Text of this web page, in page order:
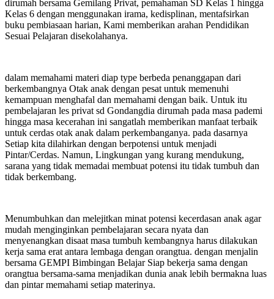
dirumah bersama Gemilang Privat, pemahaman SD Kelas 1 hingga
Kelas 6 dengan menggunakan irama, kedisplinan, mentafsirkan
buku pembiasaan harian, Kami memberikan arahan Pendidikan
Sesuai Pelajaran disekolahanya.
dalam memahami materi diap type berbeda penanggapan dari
berkembangnya Otak anak dengan pesat untuk memenuhi
kemampuan menghafal dan memahami dengan baik. Untuk itu
pembelajaran les privat sd Gondangdia dirumah pada masa pademi
hingga masa kecerahan ini sangatlah memberikan manfaat terbaik
untuk cerdas otak anak dalam perkembanganya. pada dasarnya
Setiap kita dilahirkan dengan berpotensi untuk menjadi
Pintar/Cerdas. Namun, Lingkungan yang kurang mendukung,
sarana yang tidak memadai membuat potensi itu tidak tumbuh dan
tidak berkembang.
Menumbuhkan dan melejitkan minat potensi kecerdasan anak agar
mudah menginginkan pembelajaran secara nyata dan
menyenangkan disaat masa tumbuh kembangnya harus dilakukan
kerja sama erat antara lembaga dengan orangtua. dengan menjalin
bersama GEMPI Bimbingan Belajar Siap bekerja sama dengan
orangtua bersama-sama menjadikan dunia anak lebih bermakna luas
dan pintar memahami setiap materinya.